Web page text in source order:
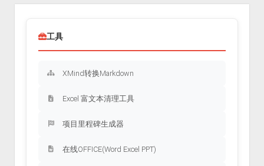
工具
XMind转换Markdown
Excel 富文本清理工具
项目里程碑生成器
在线OFFICE(Word Excel PPT)